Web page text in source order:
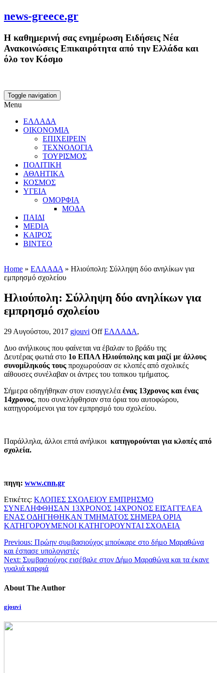
news-greece.gr
Η καθημερινή σας ενημέρωση Ειδήσεις Νέα
Ανακοινώσεις Επικαιρότητα από την Ελλάδα και
όλο τον Κόσμο
Toggle navigation
Menu
ΕΛΛΑΔΑ
ΟΙΚΟΝΟΜΙΑ
ΕΠΙΧΕΙΡΕΙΝ
ΤΕΧΝΟΛΟΓΙΑ
ΤΟΥΡΙΣΜΟΣ
ΠΟΛΙΤΙΚΗ
ΑΘΛΗΤΙΚΑ
ΚΟΣΜΟΣ
ΥΓΕΙΑ
ΟΜΟΡΦΙΑ
ΜΟΔΑ
ΠΑΙΔΙ
MEDIA
ΚΑΙΡΟΣ
ΒΙΝΤΕΟ
Home » ΕΛΛΑΔΑ » Ηλιούπολη: Σύλληψη δύο ανηλίκων για
εμπρησμό σχολείου
Ηλιούπολη: Σύλληψη δύο ανηλίκων για
εμπρησμό σχολείου
29 Αυγούστου, 2017 gjouvi Off ΕΛΛΑΔΑ,
Δυο ανήλικους που φαίνεται να έβαλαν το βράδυ της
Δευτέρας φωτιά στο 1ο ΕΠΑΛ Ηλιούπολης και μαζί με άλλους
συνομίληκούς τους προχωρούσαν σε κλοπές από σχολικές
αίθουσες συνέλαβαν οι άντρες του τοπικου τμήματος.
Σήμερα οδηγήθηκαν στον εισαγγελέα ένας 13χρονος και ένας
14χρονος, που συνελήφθησαν στα όρια του αυτοφώρου,
κατηγορούμενοι για τον εμπρησμό του σχολείου.
Παράλληλα, άλλοι επτά ανήλικοι κατηγορούνται για κλοπές από
σχολεία.
πηγη: www.cnn.gr
Ετικέτες: ΚΛΟΠΕΣ ΣΧΟΛΕΙΟΥ ΕΜΠΡΗΣΜΟ
ΣΥΝΕΛΗΦΘΗΣΑΝ 13ΧΡΟΝΟΣ 14ΧΡΟΝΟΣ ΕΙΣΑΓΓΕΛΕΑ
ΕΝΑΣ ΟΔΗΓΗΘΗΚΑΝ ΤΜΗΜΑΤΟΣ ΣΗΜΕΡΑ ΟΡΙΑ
ΚΑΤΗΓΟΡΟΥΜΕΝΟΙ ΚΑΤΗΓΟΡΟΥΝΤΑΙ ΣΧΟΛΕΙΑ
Previous: Πρώην συμβασιούχος μπούκαρε στο δήμο Μαραθώνα
και έσπασε υπολογιστές
Next: Συμβασιούχος εισέβαλε στον Δήμο Μαραθώνα και τα έκανε
γυαλιά καρφιά
About The Author
gjouvi